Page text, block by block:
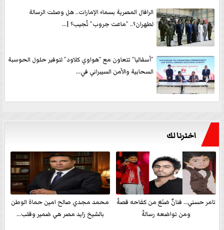
الرافال المصرية بسماء الإمارات.. هل وصلت الرسالة
لطهران؟.. ”ماعت جروب” تُجيب؟ |...
”أسفاليا” تتعاون مع ”هواوي كلاود” لتوفير حلول الحوسبة
السحابية والأمن السيبراني في...
اخترنا لك
تامر حسني… فنانٌ صَنَعَ من كفاحه قصةً
ومن تواضعه رسالةً
محمد مجدي صالح امين حماة الوطن
بالشيخ زايد مصر هي ضمير وقلب...